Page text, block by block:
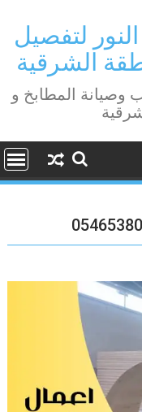
منجرة النور لتفصيل
الشرقية
وصيانة المطابخ و